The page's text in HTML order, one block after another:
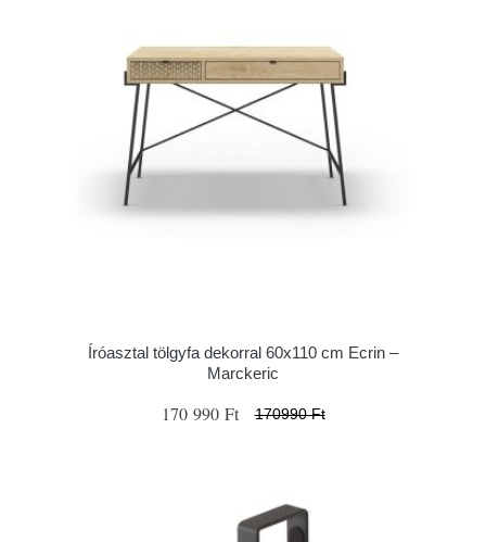
Íróasztal tölgyfa dekorral 60x110 cm Ecrin –
Marckeric
170 990 Ft 170990 Ft